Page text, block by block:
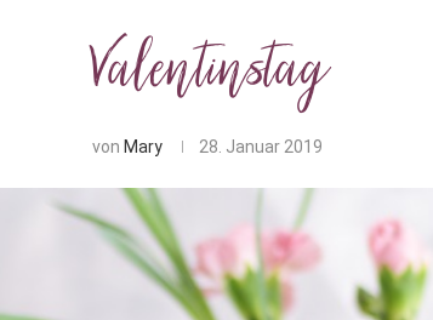
Valentinstag
von Mary 28. Januar 2019